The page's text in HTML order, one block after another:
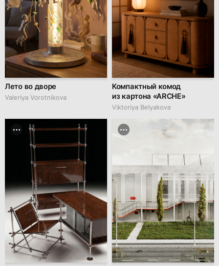
Лето во дворе
Valeriya Vorotnikova
Компактный комод
из картона «ARCHE»
Viktoriya Belyakova